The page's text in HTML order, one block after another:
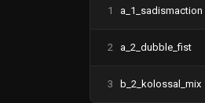
1 a_1_sadismaction
2 a_2_dubble_fist
3 b_2_kolossal_mix